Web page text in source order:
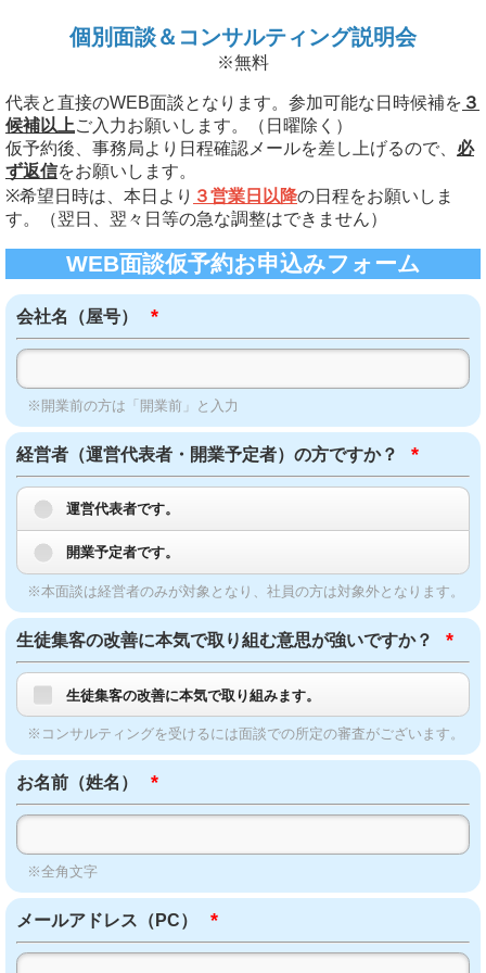
個別面談＆コンサルティング説明会
※無料
代表と直接のWEB面談となります。参加可能な日時候補を ３
候補以上ご入力お願いします。（日曜除く）
仮予約後、事務局より日程確認メールを差し上げるので、 必
ず返信をお願いします。
※希望日時は、本日より ３営業日以降の日程をお願いしま
す。（翌日、翌々日等の急な調整はできません）
WEB面談仮予約お申込みフォーム
会社名（屋号） *
※開業前の方は「開業前」と入力
経営者（運営代表者・開業予定者）の方ですか？ *
運営代表者です。
開業予定者です。
※本面談は経営者のみが対象となり、社員の方は対象外となります。
生徒集客の改善に本気で取り組む意思が強いですか？ *
生徒集客の改善に本気で取り組みます。
※コンサルティングを受けるには面談での所定の審査がございます。
お名前（姓名） *
※全角文字
メールアドレス（PC） *